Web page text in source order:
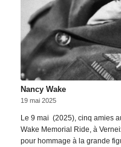
Nancy Wake
19 mai 2025
Le 9 mai (2025), cinq amies
Wake Memorial Ride, à
pour hommage à la grande